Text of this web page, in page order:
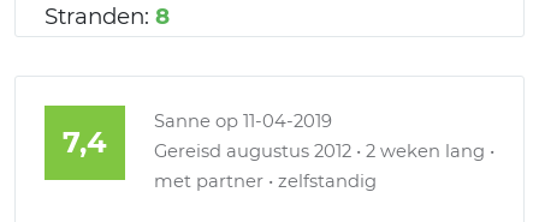
Stranden: 8
7,4
Sanne op 11-04-2019
Gereisd augustus 2012 • 2 weken lang •
met partner • zelfstandig